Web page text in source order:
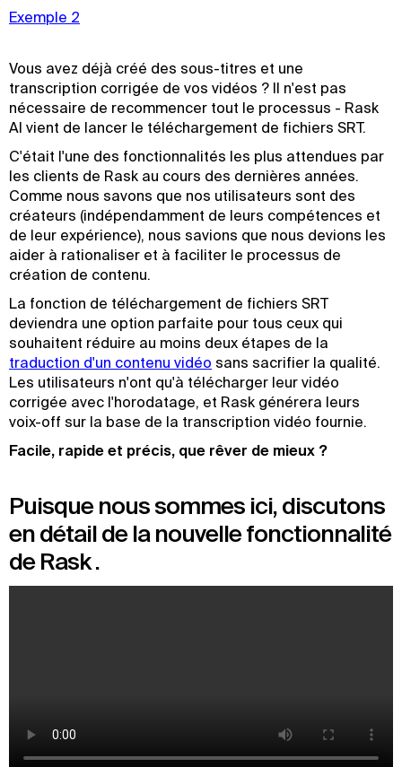
Exemple 2
Vous avez déjà créé des sous-titres et une
transcription corrigée de vos vidéos ? Il n'est pas
nécessaire de recommencer tout le processus - Rask
AI vient de lancer le téléchargement de fichiers SRT.
C'était l'une des fonctionnalités les plus attendues par
les clients de Rask au cours des dernières années.
Comme nous savons que nos utilisateurs sont des
créateurs (indépendamment de leurs compétences et
de leur expérience), nous savions que nous devions les
aider à rationaliser et à faciliter le processus de
création de contenu.
La fonction de téléchargement de fichiers SRT
deviendra une option parfaite pour tous ceux qui
souhaitent réduire au moins deux étapes de la
traduction d'un contenu vidéo sans sacrifier la qualité.
Les utilisateurs n'ont qu'à télécharger leur vidéo
corrigée avec l'horodatage, et Rask générera leurs
voix-off sur la base de la transcription vidéo fournie.
Facile, rapide et précis, que rêver de mieux ?
Puisque nous sommes ici, discutons
en détail de la nouvelle fonctionnalité
de Rask .